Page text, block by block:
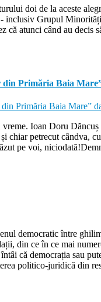
doi de la aceste
inclusiv Grupul
că atunci când au
din Primăria Baia
Ioan Doru
chiar petrecut cândva,
pe voi,
democratic între
din ce în ce mai
că democrația sau
politico-juridică din